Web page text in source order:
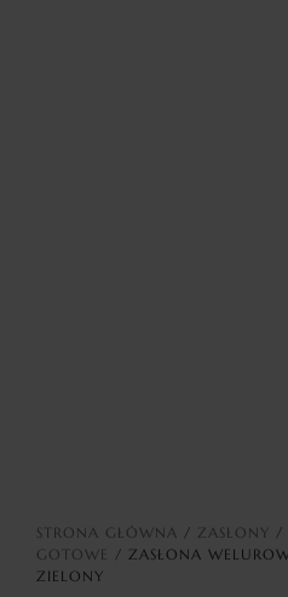
STRONA GŁÓWNA / ZASŁONY /
GOTOWE
/ ZASŁONA
ZIELONY